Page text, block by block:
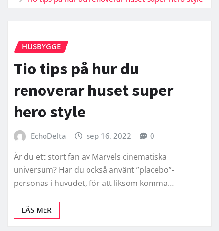
HUSBYGGE
Tio tips på hur du
renoverar huset super
hero style
EchoDelta sep 16, 2022 0
Är du ett stort fan av Marvels cinematiska
universum? Har du också använt ”placebo”-
personas i huvudet, för att liksom komma…
LÄS MER